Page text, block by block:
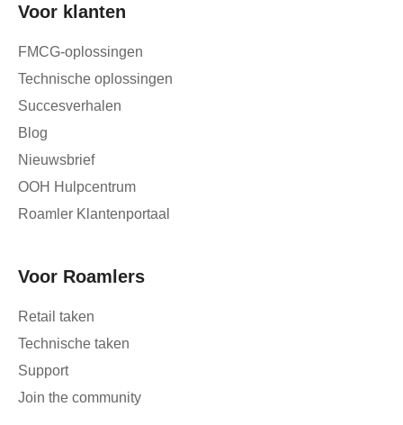
Voor klanten
FMCG-oplossingen
Technische oplossingen
Succesverhalen
Blog
Nieuwsbrief
OOH Hulpcentrum
Roamler Klantenportaal
Voor Roamlers
Retail taken
Technische taken
Support
Join the community